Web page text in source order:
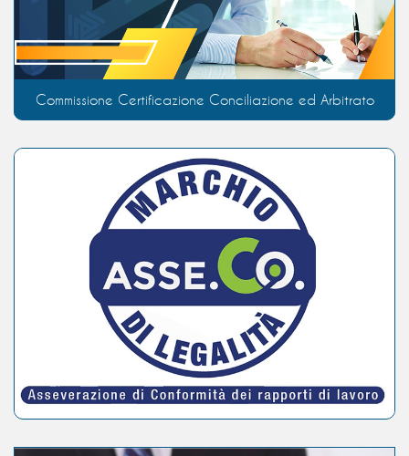
Commissione Certificazione Conciliazione ed Arbitrato